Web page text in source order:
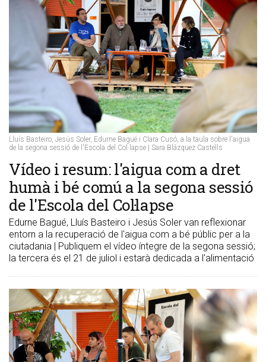
Lluís Basteiro, Jesús Soler, Edurne Bagué i Clara Cusó, a la taula sobre l'aigua
de la segona sessió de l'Escola del Col·lapse | Sara Blázquez Castells
Vídeo i resum: l'aigua com a dret
humà i bé comú a la segona sessió
de l'Escola del Col·lapse
Edurne Bagué, Lluís Basteiro i Jesús Soler van reflexionar
entorn a la recuperació de l'aigua com a bé públic per a la
ciutadania | Publiquem el vídeo íntegre de la segona sessió;
la tercera és el 21 de juliol i estarà dedicada a l'alimentació